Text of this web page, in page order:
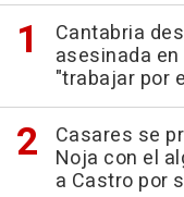
Cantabria
asesinada
"trabajar por
Casares se
Noja con el
a Castro por